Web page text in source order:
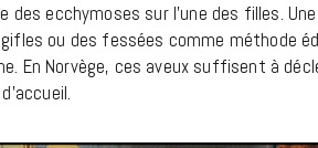
des ecchymoses sur l’une des filles.
ou des fessées comme méthode
En Norvège, ces aveux suffisent à